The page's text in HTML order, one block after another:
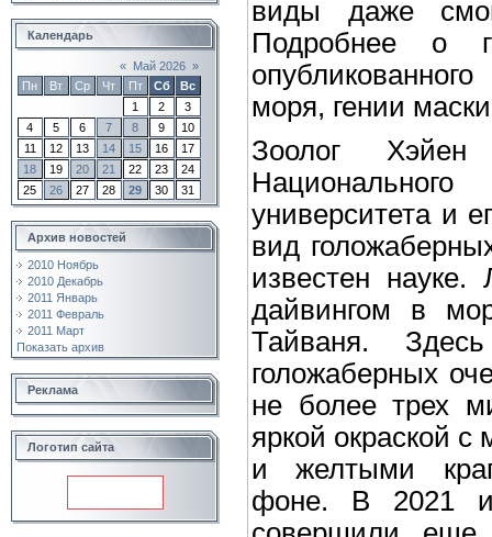
Календарь
« Май 2026 »
Пн
Вт Ср Чт Пт Сб
Вс
1
2
3
4
5 6 7 8 9
10
11
12 13 14 15 16
17
18
19 20 21 22 23
24
25
26 27 28 29 30 31
Архив новостей
2010 Ноябрь
2010 Декабрь
2011 Январь
2011 Февраль
2011 Март
Показать архив
Реклама
Логотип сайта
виды даже
Подробнее о
моря, гении
Зоолог
университета и
вид
известен
дайвингом в
Тайваня.
голожаберных
не более трех
яркой окраской
и желтыми
фоне. В 2021 и